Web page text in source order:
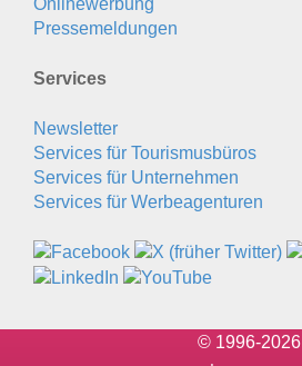
Onlinewerbung
Pressemeldungen
Services
Newsletter
Services für Tourismusbüros
Services für Unternehmen
Services für Werbeagenturen
© 1996-2026